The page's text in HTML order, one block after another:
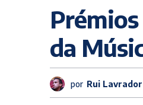
da
por Rui Lavrador